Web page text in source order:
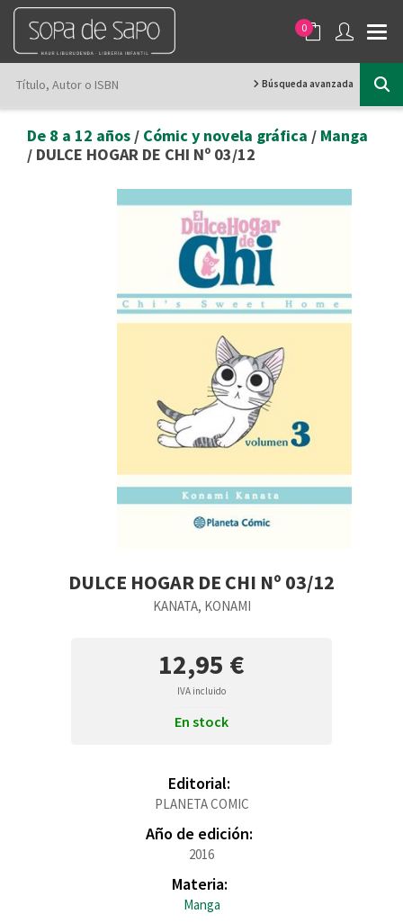
0
Búsqueda avanzada
De 8 a 12 años / Cómic y novela gráfica / Manga
/ DULCE HOGAR DE CHI Nº 03/12
DULCE HOGAR DE CHI Nº 03/12
KANATA, KONAMI
12,95 €
IVA incluido
En stock
Editorial:
PLANETA COMIC
Año de edición:
2016
Materia:
Manga